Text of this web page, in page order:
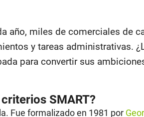
año, miles de comerciales de
y tareas administrativas.
para convertir sus
SMART?
Fue formalizado en 1981 por